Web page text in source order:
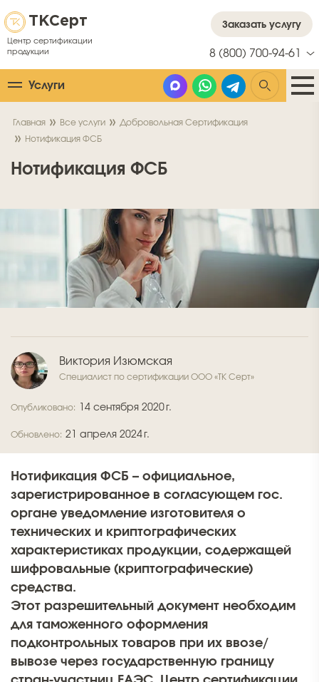
ТКСерт
Центр сертификации
продукции
8 (800) 700-94-61
Заказать услугу
Услуги
Главная Все услуги
Добровольная Сертификация
Нотификация ФСБ
Нотификация ФСБ
Виктория Изюмская
Специалист по сертификации ООО «ТК Серт»
Опубликовано: 14 сентября 2020 г.
Обновлено: 21 апреля 2024 г.
Нотификация ФСБ – официальное,
зарегистрированное в согласующем гос.
органе уведомление изготовителя о
технических и криптографических
характеристиках продукции, содержащей
шифровальные (криптографические)
средства.
Этот разрешительный документ необходим
для таможенного оформления
подконтрольных товаров при их ввозе/
вывозе через государственную границу